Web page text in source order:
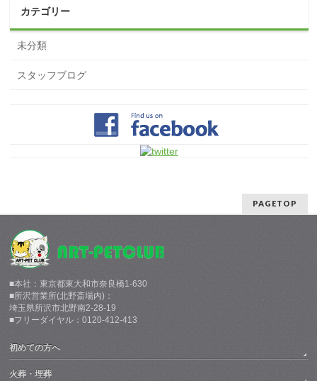
カテゴリー
未分類
スタッフブログ
PAGETOP
■本社：東京都東大和市奈良橋1-630
■所沢営業所(北野斎場内)：
埼玉県所沢市北野南2-28-19
■フリーダイヤル：0120-412-413
初めての方へ
火葬・埋葬